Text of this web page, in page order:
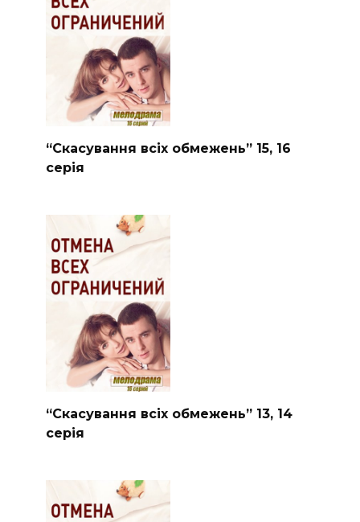
“Скасування всіх обмежень” 15, 16
серія
“Скасування всіх обмежень” 13, 14
серія